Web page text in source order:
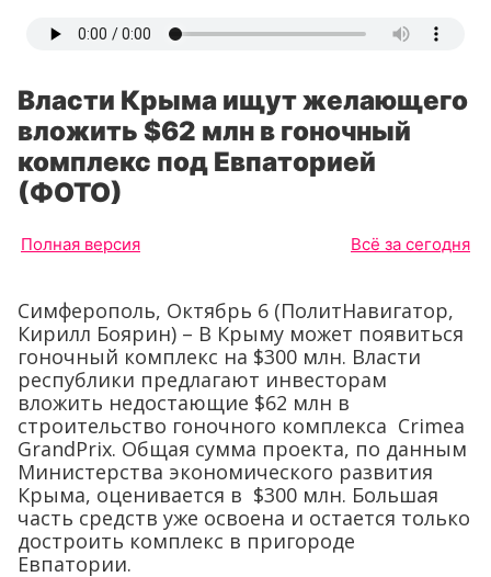
Власти Крыма ищут желающего
вложить $62 млн в гоночный
комплекс под Евпаторией
(ФОТО)
Полная версия Всё за сегодня
Симферополь, Октябрь 6 (ПолитНавигатор,
Кирилл Боярин) – В Крыму может появиться
гоночный комплекс на $300 млн. Власти
республики предлагают инвесторам
вложить недостающие $62 млн в
строительство гоночного комплекса Crimea
GrandPrix. Общая сумма проекта, по данным
Министерства экономического развития
Крыма, оценивается в $300 млн. Большая
часть средств уже освоена и остается только
достроить комплекс в пригороде
Евпатории.